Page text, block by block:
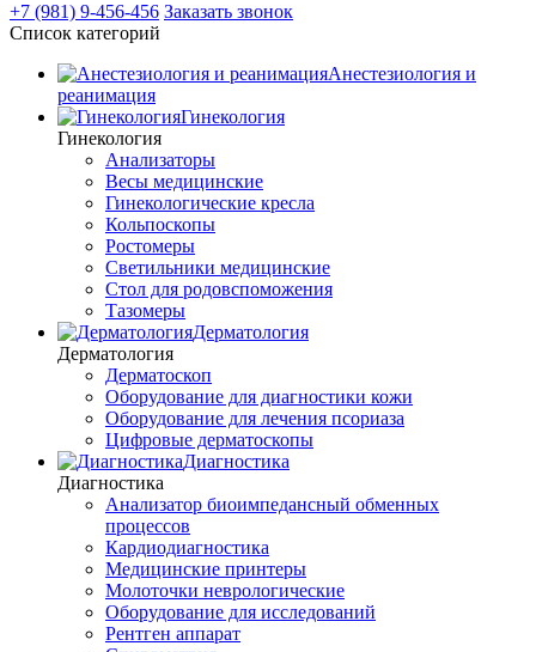
+7 (981) 9-456-456 Заказать звонок
Список категорий
Анестезиология и
реанимация
Гинекология
Гинекология
Анализаторы
Весы медицинские
Гинекологические кресла
Кольпоскопы
Ростомеры
Светильники медицинские
Стол для родовспоможения
Тазомеры
Дерматология
Дерматология
Дерматоскоп
Оборудование для диагностики кожи
Оборудование для лечения псориаза
Цифровые дерматоскопы
Диагностика
Диагностика
Анализатор биоимпедансный обменных
процессов
Кардиодиагностика
Медицинские принтеры
Молоточки неврологические
Оборудование для исследований
Рентген аппарат